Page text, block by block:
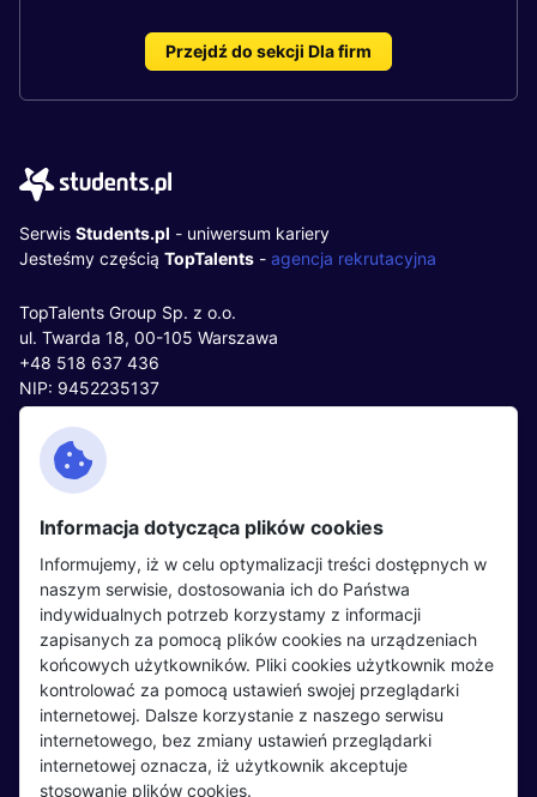
Przejdź do sekcji Dla firm
Serwis Students.pl - uniwersum kariery
Jesteśmy częścią TopTalents - agencja rekrutacyjna
TopTalents Group Sp. z o.o.
ul. Twarda 18, 00-105 Warszawa
+48 518 637 436
NIP: 9452235137
Kontakt
Facebook
Twitter
LinkedIn
Partnerzy
Wydarzenia
Kandydaci
Regulamin kandydata
Oferty pracy
Pracodawcy
Pracodawcy
Regulamin pracodawcy
Dodaj ogłoszenie
Informacja dotycząca plików cookies
Informujemy, iż w celu optymalizacji treści dostępnych w
naszym serwisie, dostosowania ich do Państwa
indywidualnych potrzeb korzystamy z informacji
zapisanych za pomocą plików cookies na urządzeniach
końcowych użytkowników. Pliki cookies użytkownik może
kontrolować za pomocą ustawień swojej przeglądarki
internetowej. Dalsze korzystanie z naszego serwisu
internetowego, bez zmiany ustawień przeglądarki
internetowej oznacza, iż użytkownik akceptuje
stosowanie plików cookies.